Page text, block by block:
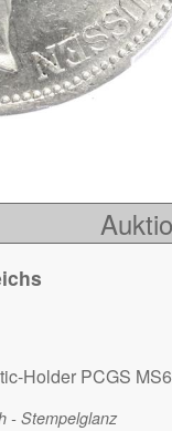
Holder PCGS
- Stempelglanz